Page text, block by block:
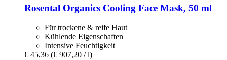
Rosental Organics Cooling Face Mask, 50 ml
Für trockene & reife Haut
Kühlende Eigenschaften
Intensive Feuchtigkeit
€ 45,36 (€ 907,20 / l)